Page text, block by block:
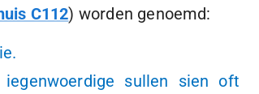
C112) worden genoemd:
sullen sien oft